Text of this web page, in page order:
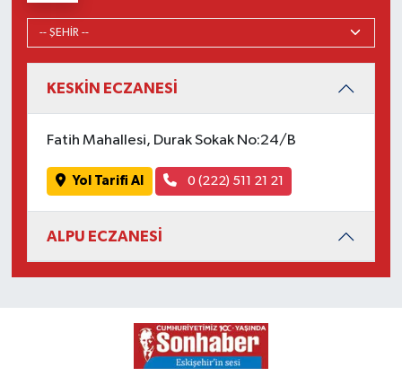
KESKİN ECZANESİ
Fatih Mahallesi, Durak Sokak No:24/B
Yol Tarifi Al 0 (222) 511 21 21
ALPU ECZANESİ